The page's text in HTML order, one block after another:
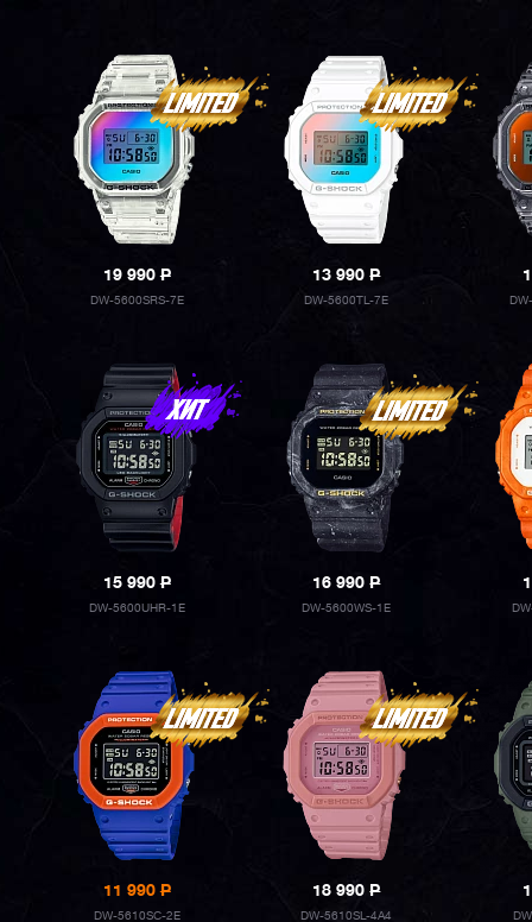
19 990P
DW-5600SRS-7E
13 990P
DW-5600TL-7E
15 990P
DW-5600UHR-1E
16 990P
DW-5600WS-1E
11 990P
DW-5610SC-2E
18 990P
DW-5610SL-4A4